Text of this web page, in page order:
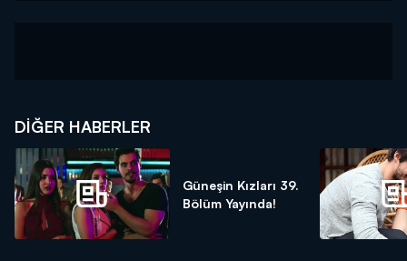
DIĞER HABERLER
Güneşin Kızları 39.
Bölüm Yayında!